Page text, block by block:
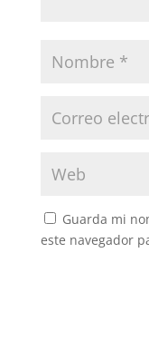
Guarda mi
este navegador